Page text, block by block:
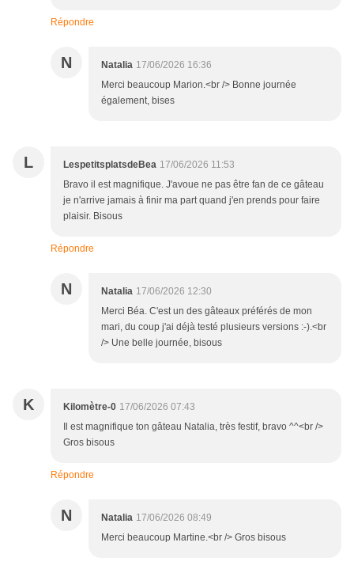
Répondre
N Natalia 17/06/2026 16:36
Merci beaucoup Marion.<br /> Bonne journée
également, bises
L LespetitsplatsdeBea 17/06/2026 11:53
Bravo il est magnifique. J'avoue ne pas être fan de ce gâteau
je n'arrive jamais à finir ma part quand j'en prends pour faire
plaisir. Bisous
Répondre
N Natalia 17/06/2026 12:30
Merci Béa. C'est un des gâteaux préférés de mon
mari, du coup j'ai déjà testé plusieurs versions :-).<br
/> Une belle journée, bisous
K Kilomètre-0 17/06/2026 07:43
Il est magnifique ton gâteau Natalia, très festif, bravo ^^<br />
Gros bisous
Répondre
N Natalia 17/06/2026 08:49
Merci beaucoup Martine.<br /> Gros bisous